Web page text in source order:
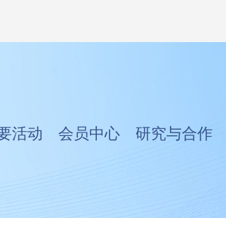
活动 会员中心 研究与合作